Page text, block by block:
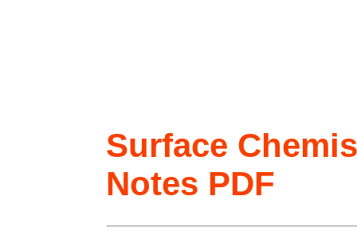
Surface
Notes PDF